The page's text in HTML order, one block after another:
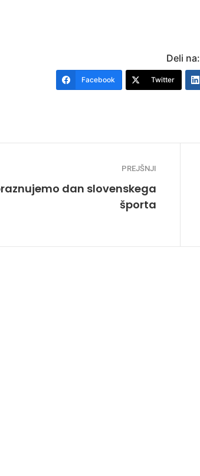
Deli na:
Facebook Twitter
PREJŠNJI
dan slovenskega
športa